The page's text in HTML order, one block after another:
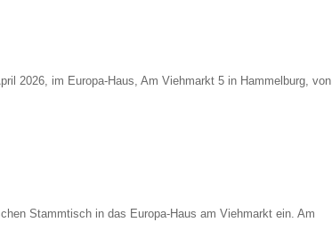
2026, im Europa-Haus, Am Viehmarkt 5 in Hammelburg, von
Stammtisch in das Europa-Haus am Viehmarkt ein. Am